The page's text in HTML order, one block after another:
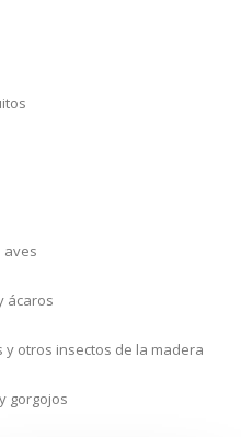
aves
ácaros
otros insectos de la madera
gorgojos